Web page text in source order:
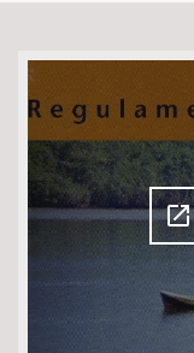
Tema
Subtema
Área de Levantamento
Área Protegida